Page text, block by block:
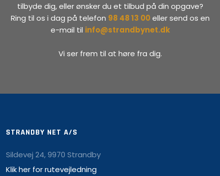
tilbyde dig, eller ønsker du et tilbud på din opgave?
Ring til os i dag på telefon 98 48 13 00eller send os en
e-mail til info@strandbynet.dk
Vi ser frem til at høre fra dig.
STRANDBY NET A/S
Sildevej 24, 9970 Strandby
Klik her for rutevejledning